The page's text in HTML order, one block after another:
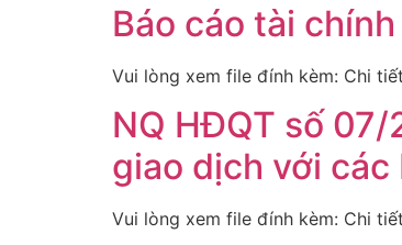
Báo cáo tài
Vui lòng xem file đính kèm: Chi tiết
NQ HĐQT số
giao dịch với các
Vui lòng xem file đính kèm: Chi tiết